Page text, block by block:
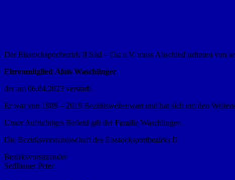
Der Eisstocksportbezirk II Süd – Ost e.V. muss Abschied nehmen von
Ehrenmitglied Alois Waschlinger
der am 06.04.2023 verstarb.
Er war von 1989 – 2019 Bezirksweitenwart und hat sich um den
Unser Aufrichtiges Beileid gilt der Familie Waschlinger.
Die Bezirksvorstandsschaft des Eisstocksportbezirks II
Bezirksvorsitzender
Sedlbauer Peter